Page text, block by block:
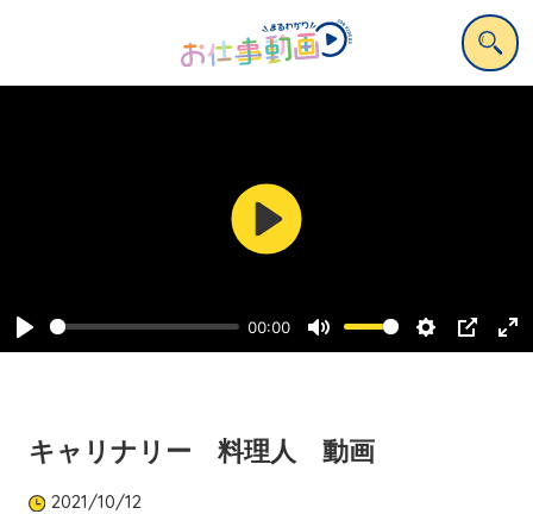
Play
00:00
Mute Settings
PIP
Play
キャリナリー 料理人 動画
2021/10/12